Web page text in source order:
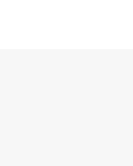
finas e